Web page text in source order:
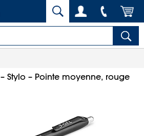
– Stylo – Pointe moyenne, rouge